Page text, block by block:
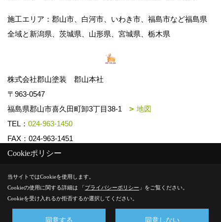
施工エリア：郡山市、白河市、いわき市、福島市など福島県
全域と新潟県、茨城県、山形県、宮城県、栃木県
株式会社郡山塗装 郡山本社
〒963-0547
福島県郡山市喜久田町卸3丁目38-1
地図
TEL： 024-963-1450
FAX：024-963-1451
Copyright (c) k-toso. All Rights Reserved.
Produced byゴデスクリエイト
Cookieポリシー
当サイトではCookieを使用します。
Cookieの使用に関する詳細は 「プライバシーポリシー 」をご覧ください。
Cookieを受け入れるか拒否するか選択してください。
同意する 同意しない